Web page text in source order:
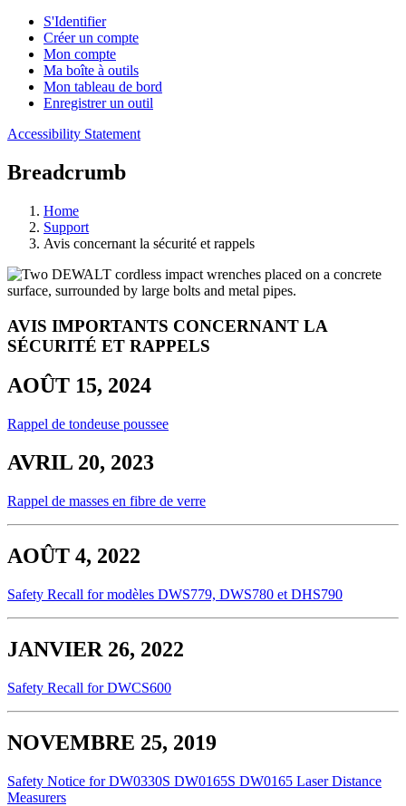
S'Identifier
Créer un compte
Mon compte
Ma boîte à outils
Mon tableau de bord
Enregistrer un outil
Accessibility Statement
Breadcrumb
Home
Support
Avis concernant la sécurité et rappels
AVIS IMPORTANTS CONCERNANT LA
SÉCURITÉ ET RAPPELS
AOÛT 15, 2024
Rappel de tondeuse poussee
AVRIL 20, 2023
Rappel de masses en fibre de verre
AOÛT 4, 2022
Safety Recall for modèles DWS779, DWS780 et DHS790
JANVIER 26, 2022
Safety Recall for DWCS600
NOVEMBRE 25, 2019
Safety Notice for DW0330S DW0165S DW0165 Laser Distance
Measurers